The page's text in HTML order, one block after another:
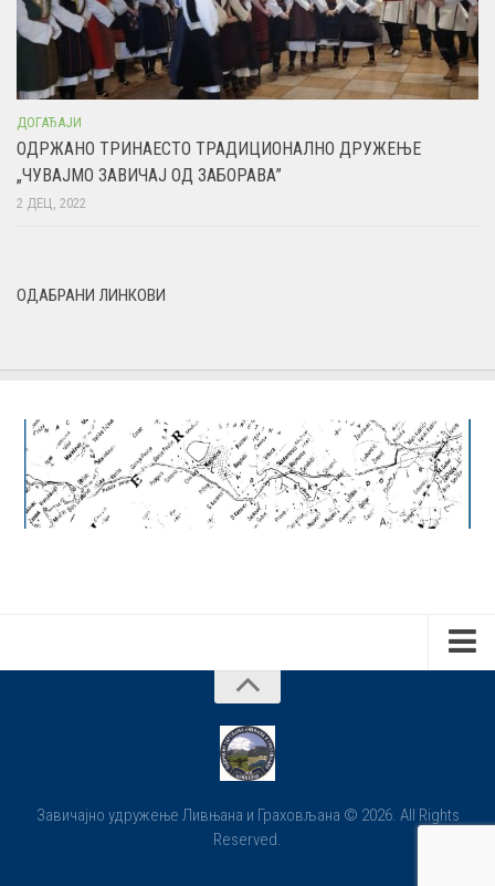
ДОГАЂАЈИ
ОДРЖАНО ТРИНАЕСТО ТРАДИЦИОНАЛНО ДРУЖЕЊЕ
„ЧУВАЈМО ЗАВИЧАЈ ОД ЗАБОРАВА”
2 ДЕЦ, 2022
ОДАБРАНИ ЛИНКОВИ
Статут
Завичајно удружење Ливњана и Граховљана © 2026. All Rights
Reserved.